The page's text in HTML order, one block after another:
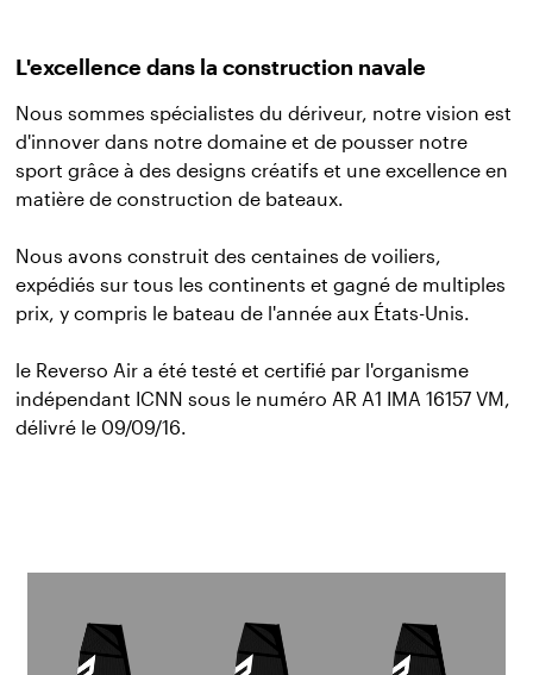
L'excellence dans la construction navale
Nous sommes spécialistes du dériveur, notre vision est
d'innover dans notre domaine et de pousser notre
sport grâce à des designs créatifs et une excellence en
matière de construction de bateaux.
Nous avons construit des centaines de voiliers,
expédiés sur tous les continents et gagné de multiples
prix, y compris le bateau de l'année aux États-Unis.
le Reverso Air a été testé et certifié par l'organisme
indépendant ICNN sous le numéro AR A1 IMA 16157 VM,
délivré le 09/09/16.